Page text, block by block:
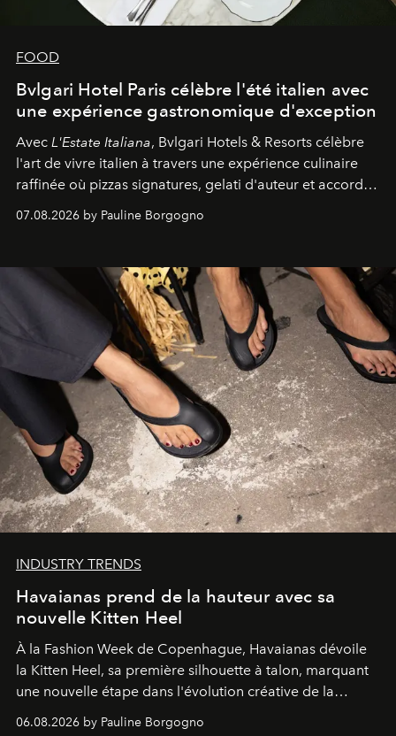
FOOD
Bvlgari Hotel Paris célèbre l'été italien avec
une expérience gastronomique d'exception
Avec L'Estate Italiana, Bvlgari Hotels & Resorts célèbre
l'art de vivre italien à travers une expérience culinaire
raffinée où pizzas signatures, gelati d'auteur et accords
d'exception composent un véritable voyage sensoriel.
07.08.2026 by Pauline Borgogno
INDUSTRY TRENDS
Havaianas prend de la hauteur avec sa
nouvelle Kitten Heel
À la Fashion Week de Copenhague, Havaianas dévoile
la Kitten Heel, sa première silhouette à talon, marquant
une nouvelle étape dans l'évolution créative de la
06.08.2026 by Pauline Borgogno